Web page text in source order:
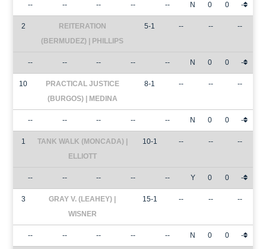
-- -- -- -- -- N 0 0 -
2
REITERATION
(BERMUDEZ) | PHILLIPS
5-1 -- -- --
-- -- -- -- -- N 0 0 -
10
PRACTICAL JUSTICE
(BURGOS) | MEDINA
8-1 -- -- --
-- -- -- -- -- N 0 0 -
1
TANK WALK (MONCADA) |
ELLIOTT
10-1 -- -- --
-- -- -- -- -- Y 0 0 -
3
GRAY V. (LEAHEY) |
WISNER
15-1 -- -- --
-- -- -- -- -- N 0 0 -